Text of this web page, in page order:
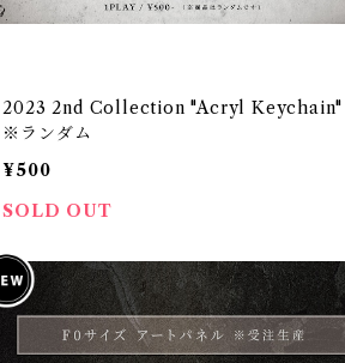
2023 2nd Collection "Acryl Keychain"
※ランダム
¥500
SOLD OUT